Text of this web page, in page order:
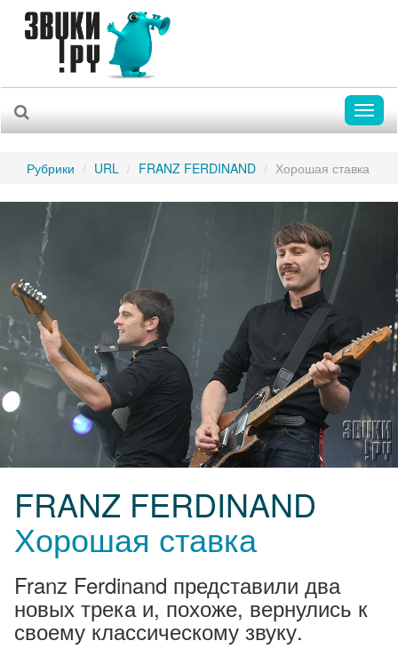
Рубрики URL FRANZ FERDINAND Хорошая ставка
FRANZ FERDINAND
Хорошая ставка
Franz Ferdinand представили два
новых трека и, похоже, вернулись к
своему классическому звуку.